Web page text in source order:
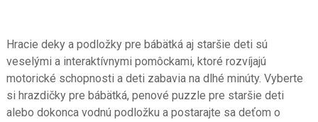
Hracie deky a podložky pre bábätká aj staršie deti sú
veselými a interaktívnymi pomôckami, ktoré rozvíjajú
motorické schopnosti a deti zabavia na dlhé minúty. Vyberte
si hrazdičky pre bábätká, penové puzzle pre staršie deti
alebo dokonca vodnú podložku a postarajte sa deťom o